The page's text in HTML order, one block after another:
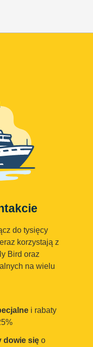
do tysięcy
korzystają z
Bird oraz
na wielu
i rabaty
dowie się o